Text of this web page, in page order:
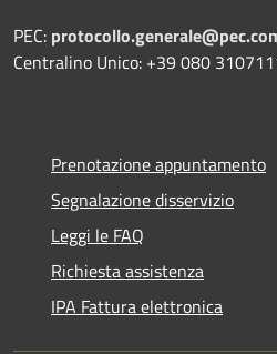
PEC:
Centralino Unico: +39 080
Prenotazione appuntamento
Segnalazione disservizio
Leggi le FAQ
Richiesta assistenza
IPA Fattura elettronica